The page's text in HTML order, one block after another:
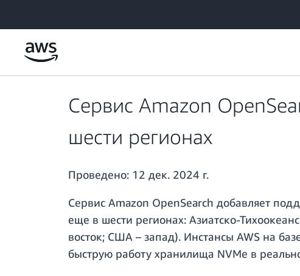
Сервис Amazon
шести регионах
Проведено: 12 дек. 2024 г.
Сервис Amazon OpenSearch добавляет
еще в шести регионах: Азиатско-
восток; США – запад). Инстансы AWS на
быструю работу хранилища NVMe в